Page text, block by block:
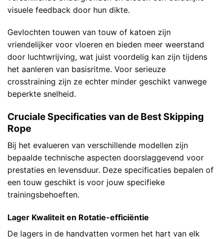
visuele feedback door hun dikte.
Gevlochten touwen van touw of katoen zijn
vriendelijker voor vloeren en bieden meer weerstand
door luchtwrijving, wat juist voordelig kan zijn tijdens
het aanleren van basisritme. Voor serieuze
crosstraining zijn ze echter minder geschikt vanwege
beperkte snelheid.
Cruciale Specificaties van de Best Skipping
Rope
Bij het evalueren van verschillende modellen zijn
bepaalde technische aspecten doorslaggevend voor
prestaties en levensduur. Deze specificaties bepalen of
een touw geschikt is voor jouw specifieke
trainingsbehoeften.
Lager Kwaliteit en Rotatie-efficiëntie
De lagers in de handvatten vormen het hart van elk